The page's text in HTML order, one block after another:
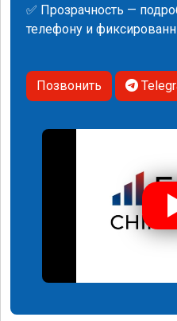
✅ Прозрачность —
телефону и
Позвонить